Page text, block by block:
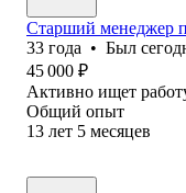
Старший менеджер
33 года • Был
45 000 ₽
Активно ищет
Общий опыт
13 лет 5 месяцев